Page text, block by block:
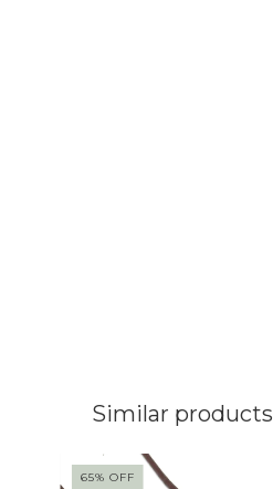
Similar products
65% OFF